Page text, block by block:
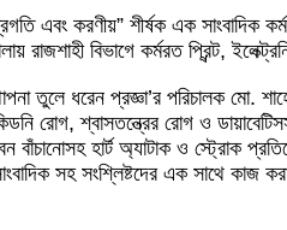
এবং করণীয়” শীর্ষক এক
রাজশাহী বিভাগে কর্মরত প্রিন্ট,
তুলে ধরেন প্রজ্ঞা’র পরিচালক
রোগ, শ্বাসতন্ত্রের রোগ ও
বাঁচানোসহ হার্ট অ্যাটাক ও স্ট্রোক
সহ সংশ্লিষ্টদের এক সাথে কাজ